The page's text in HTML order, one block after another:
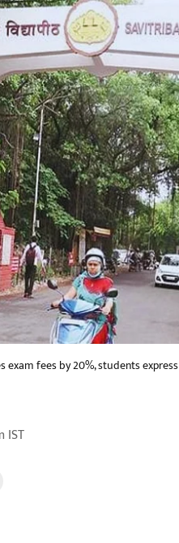
exam fees by 20%, students
IST